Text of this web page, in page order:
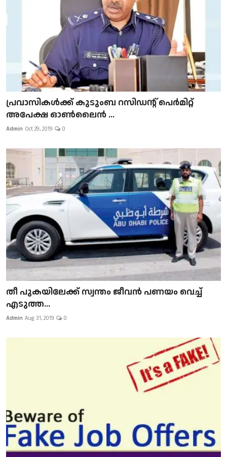
പ്രവാസികള്‍ക്ക് കുടുംബ റസിഡന്റ് പെർമിറ്റ്
അപേക്ഷ ഓൺലൈൻ ...
Admin Oct 29, 2019 0
​​​​​​​തീ പുകയിലേക്ക് സ്വന്തം ജീവന്‍ പണയം വെച്ച്
എടുത്ത...
Admin Aug 31, 2019 0